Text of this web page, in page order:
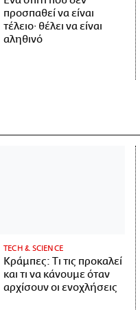
προσπαθεί να είναι
τέλειο· θέλει να είναι
αληθινό
ΤECH & SCIENCE
Κράμπες: Τι τις προκαλεί
και τι να κάνουμε όταν
αρχίσουν οι ενοχλήσεις